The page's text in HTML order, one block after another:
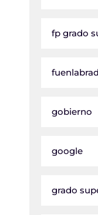
fp grado
gobierno
google
grado